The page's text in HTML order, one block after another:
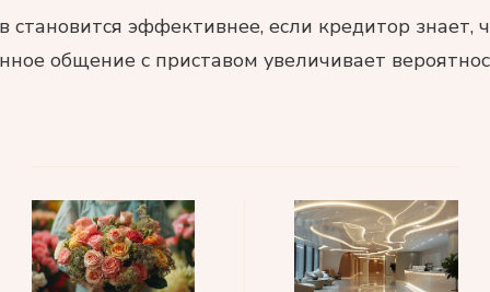
становится эффективнее, если кредитор знает,
общение с приставом увеличивает
Навигация